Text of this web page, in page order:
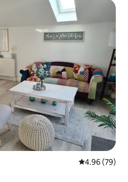
คะแนนเฉลี่ย
4.96 (79)